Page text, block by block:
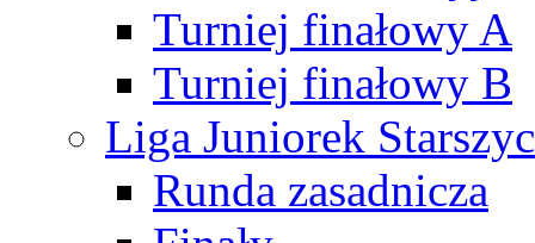
Turniej finałowy A
Turniej finałowy B
Liga Juniorek
Runda zasadnicza